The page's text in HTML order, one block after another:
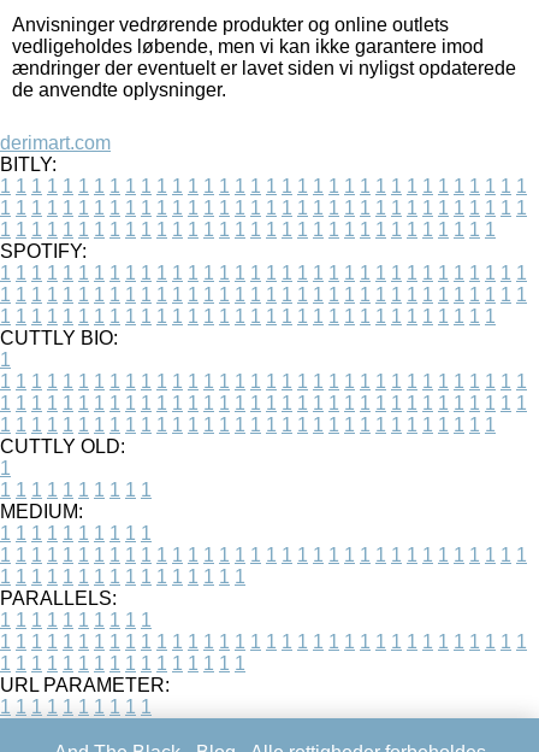
Anvisninger vedrørende produkter og online outlets
vedligeholdes løbende, men vi kan ikke garantere imod
ændringer der eventuelt er lavet siden vi nyligst opdaterede
de anvendte oplysninger.
derimart.com
BITLY:
1 1 1 1 1 1 1 1 1 1 1 1 1 1 1 1 1 1 1 1 1 1 1 1 1 1 1 1 1 1 1 1 1 1
1 1 1 1 1 1 1 1 1 1 1 1 1 1 1 1 1 1 1 1 1 1 1 1 1 1 1 1 1 1 1 1 1 1
1 1 1 1 1 1 1 1 1 1 1 1 1 1 1 1 1 1 1 1 1 1 1 1 1 1 1 1 1 1 1 1
SPOTIFY:
1 1 1 1 1 1 1 1 1 1 1 1 1 1 1 1 1 1 1 1 1 1 1 1 1 1 1 1 1 1 1 1 1 1
1 1 1 1 1 1 1 1 1 1 1 1 1 1 1 1 1 1 1 1 1 1 1 1 1 1 1 1 1 1 1 1 1 1
1 1 1 1 1 1 1 1 1 1 1 1 1 1 1 1 1 1 1 1 1 1 1 1 1 1 1 1 1 1 1 1
CUTTLY BIO:
1
1 1 1 1 1 1 1 1 1 1 1 1 1 1 1 1 1 1 1 1 1 1 1 1 1 1 1 1 1 1 1 1 1 1
1 1 1 1 1 1 1 1 1 1 1 1 1 1 1 1 1 1 1 1 1 1 1 1 1 1 1 1 1 1 1 1 1 1
1 1 1 1 1 1 1 1 1 1 1 1 1 1 1 1 1 1 1 1 1 1 1 1 1 1 1 1 1 1 1 1
CUTTLY OLD:
1
1 1 1 1 1 1 1 1 1 1
MEDIUM:
1 1 1 1 1 1 1 1 1 1
1 1 1 1 1 1 1 1 1 1 1 1 1 1 1 1 1 1 1 1 1 1 1 1 1 1 1 1 1 1 1 1 1 1
1 1 1 1 1 1 1 1 1 1 1 1 1 1 1 1
PARALLELS:
1 1 1 1 1 1 1 1 1 1
1 1 1 1 1 1 1 1 1 1 1 1 1 1 1 1 1 1 1 1 1 1 1 1 1 1 1 1 1 1 1 1 1 1
1 1 1 1 1 1 1 1 1 1 1 1 1 1 1 1
URL PARAMETER:
1 1 1 1 1 1 1 1 1 1